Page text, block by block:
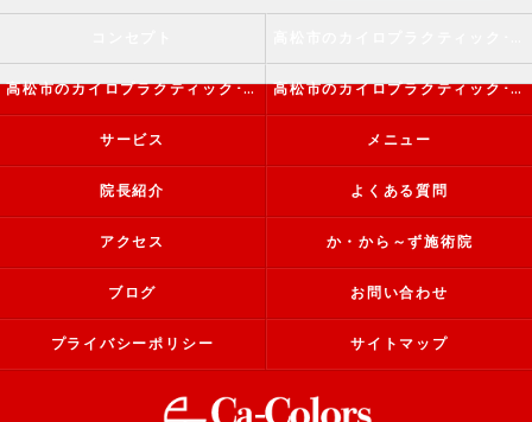
高松市のカイロプラクティック･か・から～ず施術院の評判 高松市のカイロプラクティック･か・から～ず施術院のお客様の声
サービス メニュー
院長紹介 よくある質問
アクセス か・から～ず施術院
ブログ お問い合わせ
プライバシーポリシー サイトマップ